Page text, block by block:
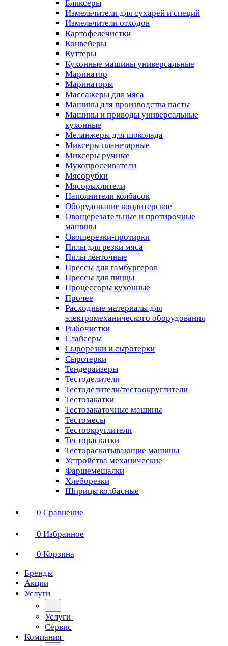
Бликсеры
Измельчители для сухарей и специй
Измельчители отходов
Картофелечистки
Конвейеры
Куттеры
Кухонные машины универсальные
Маринатор
Маринаторы
Массажеры для мяса
Машины для производства пасты
Машины и приводы универсальные
кухонные
Меланжеры для шоколада
Миксеры планетарные
Миксеры ручные
Мукопросеиватели
Мясорубки
Мясорыхлители
Наполнители колбасок
Оборудование кондитерское
Овощерезательные и протирочные
машины
Овощерезки-протирки
Пилы для резки мяса
Пилы ленточные
Прессы для гамбургеров
Прессы для пиццы
Процессоры кухонные
Прочее
Расходные материалы для
электромеханического оборудования
Рыбочистки
Слайсеры
Сырорезки и сыротерки
Сыротерки
Тендерайзеры
Тестоделители
Тестоделители/тестоокруглители
Тестозакатки
Тестозакаточные машины
Тестомесы
Тестоокруглители
Тестораскатки
Тестораскатывающие машины
Устройства механические
Фаршемешалки
Хлеборезки
Шприцы колбасные
0 Сравнение
0 Избранное
0 Корзина
Бренды
Акции
Услуги
Услуги
Сервис
Компания